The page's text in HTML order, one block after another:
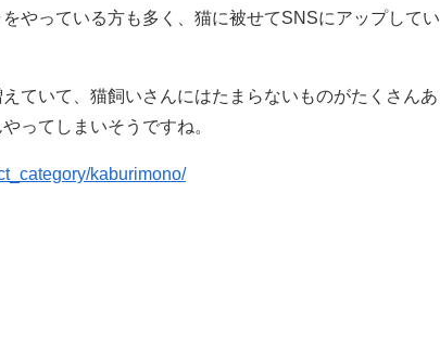
やっている方も多く、猫に被せてSNSにアップしてい
ていて、猫飼いさんにはたまらないものがたくさんあ
ってしまいそうですね。
kaburimono/